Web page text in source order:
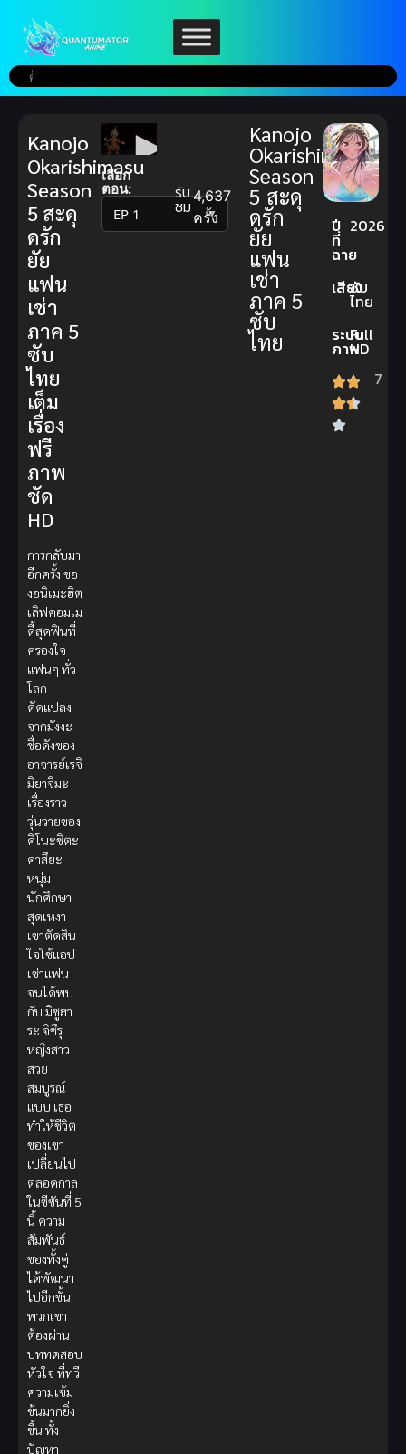
เลือก
ตอน:
▼
รับ
ชม4,637
ครั้ง
Kanojo
Okarishimasu
Season
5 สะดุ
ดรัก
ยัย
แฟน
เช่า
ภาค 5
ซับ
ไทย
ปี
ที่
ฉาย
2026
เสียง
ซับ
ไทย
ระบบ
ภาพ
Full
HD
7
Kanojo
Okarishimasu
Season
5 สะดุ
ดรัก
ยัย
แฟน
เช่า
ภาค 5
ซับ
ไทย
เต็ม
เรื่อง
ฟรี
ภาพ
ชัด
HD
การกลับมา
อีกครั้ง ขอ
งอนิเมะฮิต
เลิฟคอมเม
ดี้สุดฟินที่
ครองใจ
แฟนๆ ทั่ว
โลก
ดัดแปลง
จากมังงะ
ชื่อดังของ
อาจารย์เรจิ
มิยาจิมะ
เรื่องราว
วุ่นวายของ
คิโนะชิตะ
คาสึยะ
หนุ่ม
นักศึกษา
สุดเหงา
เขาตัดสิน
ใจใช้แอป
เช่าแฟน
จนได้พบ
กับ มิซูฮา
ระ จิซึรุ
หญิงสาว
สวย
สมบูรณ์
แบบ เธอ
ทำให้ชีวิต
ของเขา
เปลี่ยนไป
ตลอดกาล
ในซีซันที่ 5
นี้ ความ
สัมพันธ์
ของทั้งคู่
ได้พัฒนา
ไปอีกขั้น
พวกเขา
ต้องผ่าน
บททดสอบ
หัวใจ ที่ทวี
ความเข้ม
ข้นมากยิ่ง
ขึ้น ทั้ง
ปัญหา